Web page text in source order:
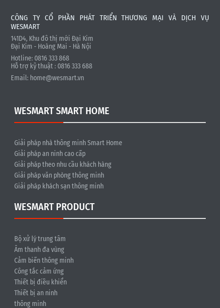
CÔNG TY CỔ PHẦN PHÁT TRIỂN THƯƠNG MẠI VÀ DỊCH VỤ
WESMART
141D4, Khu đô thị mới Đại Kim
Đại Kim - Hoàng Mai - Hà Nội
Hotline: 0816 333 868
Hỗ trợ kỹ thuật : 0816 333 688
Email: home@wesmart.vn
WESMART SMART HOME
Giải pháp nhà thông minh Smart Home
Giải pháp an ninh cao cấp
Giải pháp theo nhu cầu khách hàng
Giải pháp văn phòng thông minh
Giải pháp khách sạn thông minh
WESMART PRODUCT
Bộ xử lý trung tâm
Âm thanh đa vùng
Cảm biến thông minh
Công tắc cảm ứng
Thiết bị điều khiển
Thiết bị an ninh
thông minh